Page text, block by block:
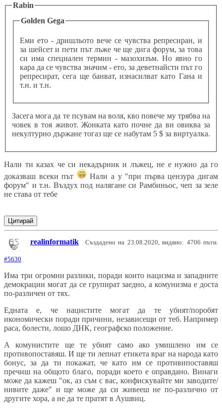
Rabin
Golden Gega
Еми ето - дришльото вече се чувства репресиран, и
за шейсет и пети път лъже че ще дига форум, за това
си има специален термин - мазохизъм. Но явно го
кара да се чувства значим - ето, за деветнайсти път го
репресират, сега ще банват, изнасилват като Гана и
т.н. и т.н.
Засега мога да те псувам на воля, кво повече му трябва на
човек в тоя живот. Жонката като почне да ви овиква за
некултурно държане тогаз ще се набутам 5 $ за виртуалка.
Нали ти казах че си некадърник и лъжец, не е нужно да го
доказваш всеки път
Нали а у "при първа цензура дигам
форум" и т.н. Въздух под налягане си Рамбиньос, чеп за зеле
не става от тебе
Цитирай
realinformatik Създадено на 23.08.2020, видяно: 4706 пъти.
#5630
Има три огромни разлики, поради които нацизма и западните
демокрации могат да се групират заедно, а комунизма е доста
по-различен от тях.
Едната е, че нацистите могат да те убият/поробят
икономически поради причини, независещи от теб. Например
раса, болести, лошо ДНК, географско положение.
А комунистите ще те убият само ако умишлено им се
противопоставяш. И ще ти лепнат етикета враг на народа като
бонус, за да ти покажат, че като им се противипоставяш
пречиш на общото благо, поради което е оправдано. Винаги
може да кажеш "ок, аз съм с вас, конфискувайте ми заводите/
нивите даже" и ще може да си живееш не по-различно от
другите хора, а не да те пратят в Аушвиц.